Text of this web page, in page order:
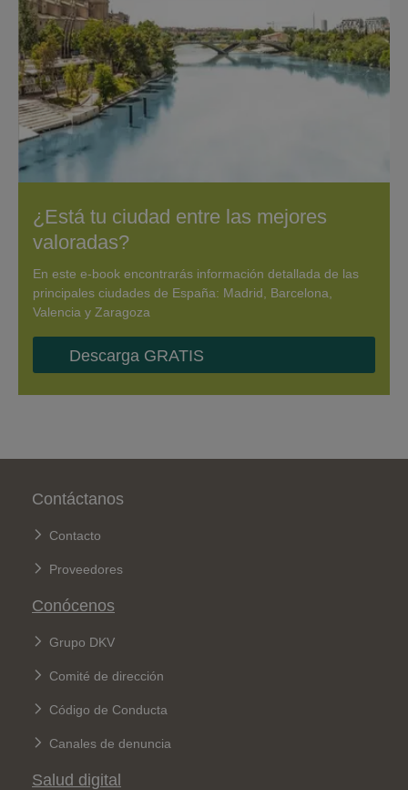
¿Está tu ciudad entre las mejores
valoradas?
En este e-book encontrarás información detallada de las
principales ciudades de España: Madrid, Barcelona,
Valencia y Zaragoza
Descarga GRATIS
Pie de página
Contáctanos
Contacto
Proveedores
Conócenos
Grupo DKV
Comité de dirección
Código de Conducta
Canales de denuncia
Salud digital